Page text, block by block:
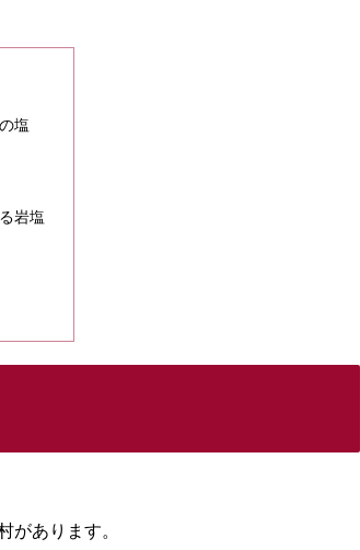
塩
岩塩
があります。